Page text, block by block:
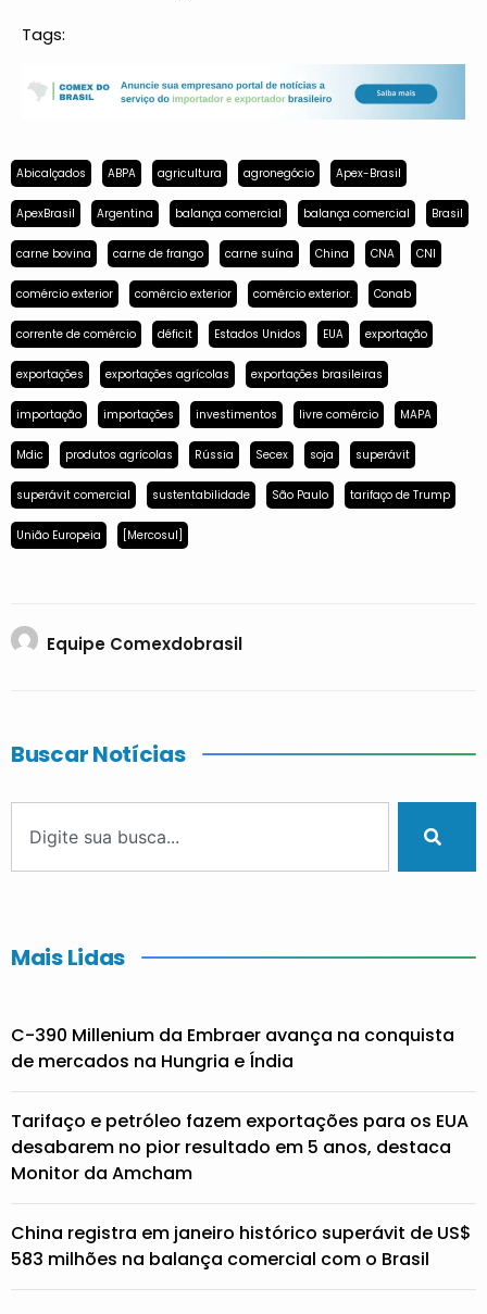
Tags:
Abicalçados ABPA agricultura agronegócio Apex-Brasil
ApexBrasil Argentina balança comercial balança comercial Brasil
carne bovina carne de frango carne suína China CNA CNI
comércio exterior comércio exterior comércio exterior. Conab
corrente de comércio déficit Estados Unidos EUA exportação
exportações exportações agrícolas exportações brasileiras
importação importações investimentos livre comércio MAPA
Mdic produtos agrícolas Rússia Secex soja superávit
superávit comercial sustentabilidade São Paulo tarifaço de Trump
União Europeia [Mercosul]
Equipe Comexdobrasil
Buscar Notícias
Mais Lidas
C-390 Millenium da Embraer avança na conquista
de mercados na Hungria e Índia
Tarifaço e petróleo fazem exportações para os EUA
desabarem no pior resultado em 5 anos, destaca
Monitor da Amcham
China registra em janeiro histórico superávit de US$
583 milhões na balança comercial com o Brasil